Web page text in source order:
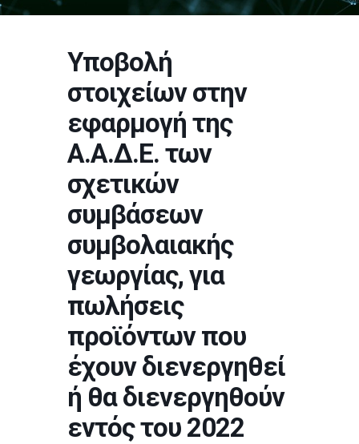
Υποβολή
στοιχείων στην
εφαρμογή της
Α.Α.Δ.Ε. των
σχετικών
συμβάσεων
συμβολαιακής
γεωργίας, για
πωλήσεις
προϊόντων που
έχουν διενεργηθεί
ή θα διενεργηθούν
εντός του 2022